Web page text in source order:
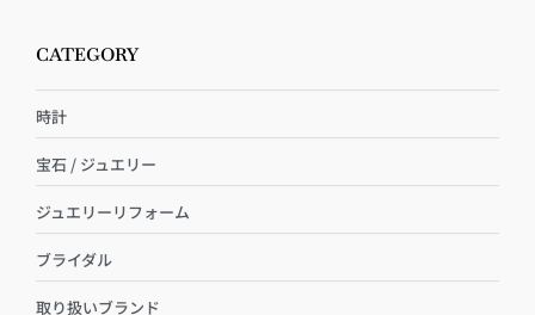
CATEGORY
時計
宝石 / ジュエリー
ジュエリーリフォーム
ブライダル
取り扱いブランド